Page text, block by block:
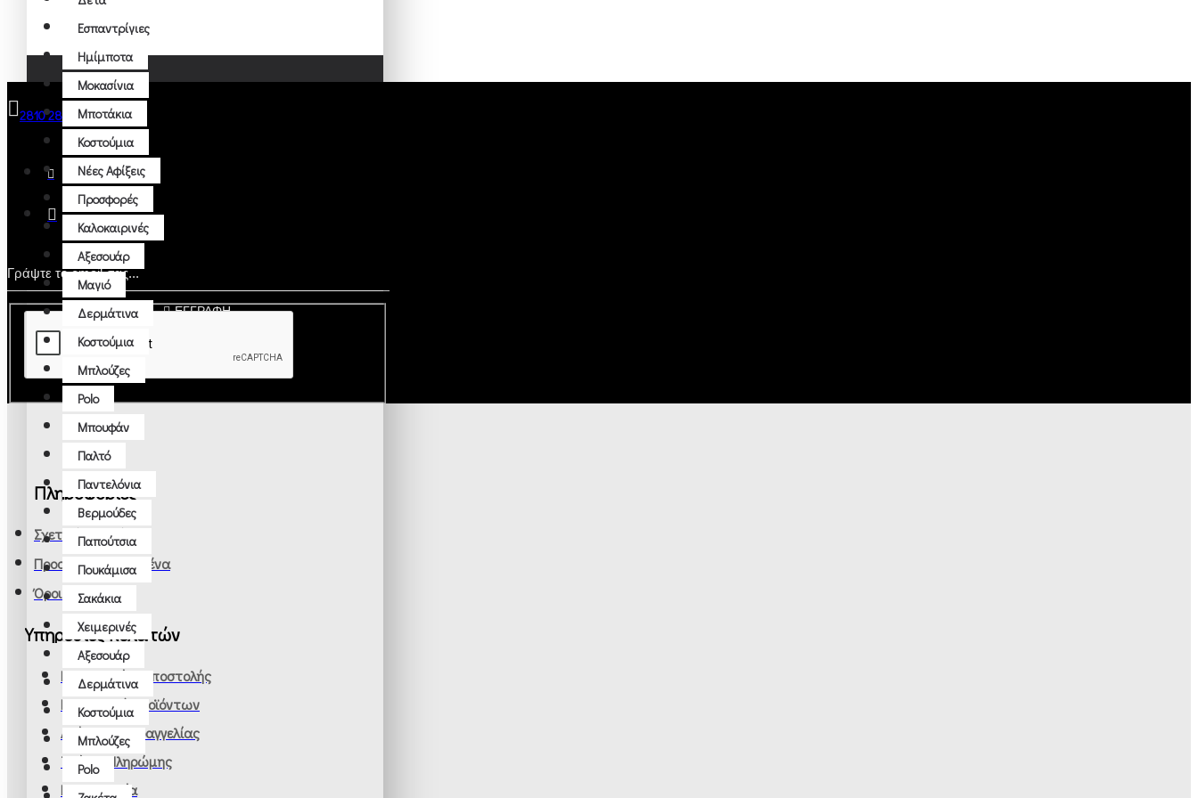
Εσπαντρίγιες
Ημίμποτα
Μοκασίνια
Μποτάκια
Κοστούμια
Νέες Αφίξεις
Προσφορές
Καλοκαιρινές
Αξεσουάρ
Μαγιό
Δερμάτινα
Κοστούμια
Μπλούζες
Polo
Μπουφάν
Παλτό
Παντελόνια
Βερμούδες
Παπούτσια
Πουκάμισα
Σακάκια
Χειμερινές
Αξεσουάρ
Δερμάτινα
Κοστούμια
Μπλούζες
Polo
2810 285314
ΕΓΓΡΑΦΗ
Πληροφορίες
Σχετικά με εμάς
Προσωπικά Δεδομένα
Όροι Χρήσης
Υπηρεσίες πελατών
Πληροφορίες Αποστολής
Επιστροφή Προϊόντων
Ακύρωση Παραγγελίας
Τρόποι Πληρώμης
Επικοινωνία